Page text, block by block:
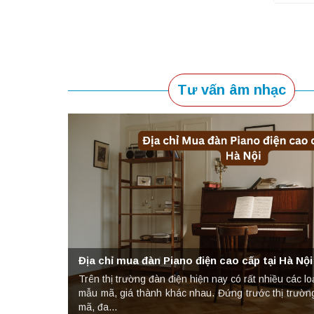
Tư vấn âm nhạc
Địa chỉ mua đàn Piano điện cao cấp tại Hà Nội
Trên thị trường đàn điện hiện nay có rất nhiều các
mẫu mã, giá thành khác nhau. Đứng trước thị
mã, đa...
được bạn giới thiệu đến Cellpiano để mua đàn. Đội ngũ tư vấn ở
thiện, nhiệt tình và có chuyên môn cao về nhạc cụ. Mình thực sự
ấn tượng về đội ngũ ở đây.
Anh Hàm Phong